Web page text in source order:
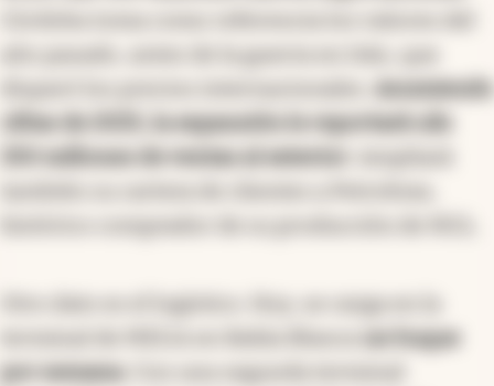
Asumiendo
cifras de 2025, la expansión le reportará u$s
250 millones de ventas al exterior
Otro dato es el logístico. Hoy, se carga en la
un buque
por semana
. Con una segunda terminal